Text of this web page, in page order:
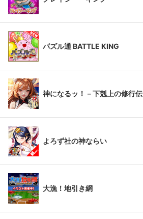
パズル通 BATTLE KING
神になるッ！－下剋上の修行伝
よろず社の神ならい
大漁！地引き網